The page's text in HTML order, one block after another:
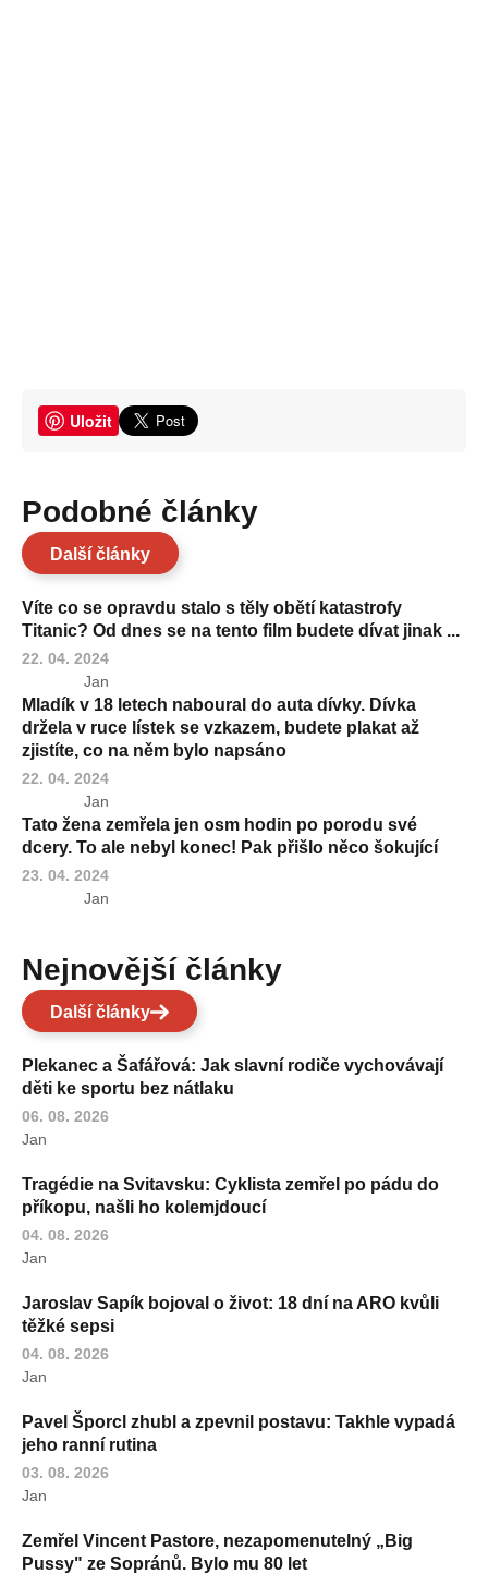
Uložit
Podobné články
Další články
Víte co se opravdu stalo s těly obětí katastrofy
Titanic? Od dnes se na tento film budete dívat jinak ...
22. 04. 2024
Jan
Mladík v 18 letech naboural do auta dívky. Dívka
držela v ruce lístek se vzkazem, budete plakat až
zjistíte, co na něm bylo napsáno
22. 04. 2024
Jan
Tato žena zemřela jen osm hodin po porodu své
dcery. To ale nebyl konec! Pak přišlo něco šokující
23. 04. 2024
Jan
Nejnovější články
Další články
Plekanec a Šafářová: Jak slavní rodiče vychovávají
děti ke sportu bez nátlaku
06. 08. 2026
Jan
Tragédie na Svitavsku: Cyklista zemřel po pádu do
příkopu, našli ho kolemjdoucí
04. 08. 2026
Jan
Jaroslav Sapík bojoval o život: 18 dní na ARO kvůli
těžké sepsi
04. 08. 2026
Jan
Pavel Šporcl zhubl a zpevnil postavu: Takhle vypadá
jeho ranní rutina
03. 08. 2026
Jan
Zemřel Vincent Pastore, nezapomenutelný „Big
Pussy" ze Sopránů. Bylo mu 80 let